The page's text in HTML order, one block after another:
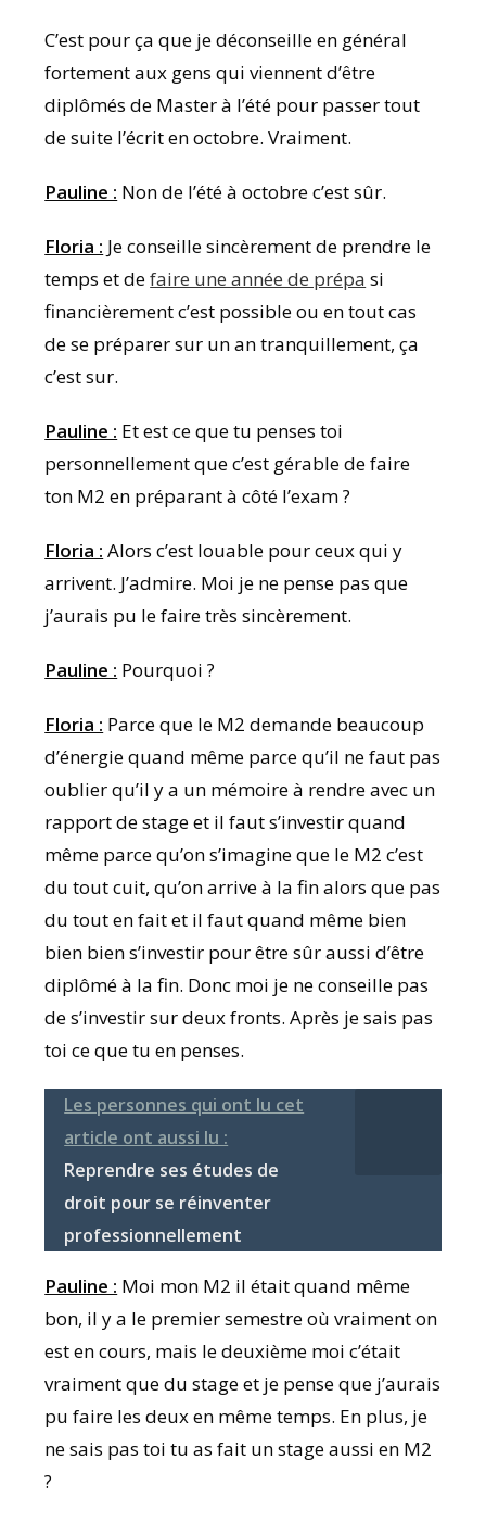
C’est pour ça que je déconseille en général
fortement aux gens qui viennent d’être
diplômés de Master à l’été pour passer tout
de suite l’écrit en octobre. Vraiment.
Pauline : Non de l’été à octobre c’est sûr.
Floria : Je conseille sincèrement de prendre le
temps et defaire une année de prépa si
financièrement c’est possible ou en tout cas
de se préparer sur un an tranquillement, ça
c’est sur.
Pauline : Et est ce que tu penses toi
personnellement que c’est gérable de faire
ton M2 en préparant à côté l’exam ?
Floria : Alors c’est louable pour ceux qui y
arrivent. J’admire. Moi je ne pense pas que
j’aurais pu le faire très sincèrement.
Pauline : Pourquoi ?
Floria : Parce que le M2 demande beaucoup
d’énergie quand même parce qu’il ne faut pas
oublier qu’il y a un mémoire à rendre avec un
rapport de stage et il faut s’investir quand
même parce qu’on s’imagine que le M2 c’est
du tout cuit, qu’on arrive à la fin alors que pas
du tout en fait et il faut quand même bien
bien bien s’investir pour être sûr aussi d’être
diplômé à la fin. Donc moi je ne conseille pas
de s’investir sur deux fronts. Après je sais pas
toi ce que tu en penses.
Les personnes qui ont lu cet
article ont aussi lu :
Reprendre ses études de
droit pour se réinventer
professionnellement
Pauline : Moi mon M2 il était quand même
bon, il y a le premier semestre où vraiment on
est en cours, mais le deuxième moi c’était
vraiment que du stage et je pense que j’aurais
pu faire les deux en même temps. En plus, je
ne sais pas toi tu as fait un stage aussi en M2
?